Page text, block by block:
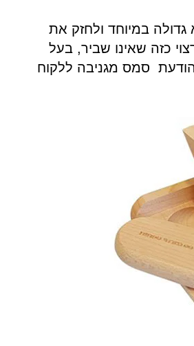
במיוחד ולחזק את
כזה שאינו שביר, בעל
סמס מגניבה ללקוח